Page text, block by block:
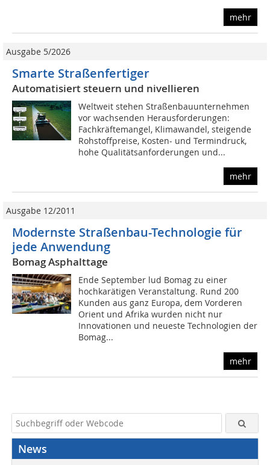
mehr
Ausgabe 5/2026
Smarte Straßenfertiger
Automatisiert steuern und nivellieren
Weltweit stehen Straßenbauunternehmen
vor wachsenden Herausforderungen:
Fachkräftemangel, Klimawandel, steigende
Rohstoffpreise, Kosten- und Termindruck,
hohe Qualitätsanforderungen und...
mehr
Ausgabe 12/2011
Modernste Straßenbau-Technologie für
jede Anwendung
Bomag Asphalttage
Ende September lud Bomag zu einer
hochkarätigen Veranstaltung. Rund 200
Kunden aus ganz Europa, dem Vorderen
Orient und Afrika wurden nicht nur
Innovationen und neueste Technologien der
Bomag...
mehr
News